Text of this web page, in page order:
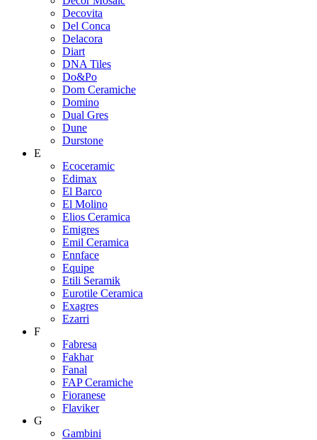
Decovita
Del Conca
Delacora
Diart
DNA Tiles
Do&Po
Dom Ceramiche
Domino
Dual Gres
Dune
Durstone
E
Ecoceramic
Edimax
El Barco
El Molino
Elios Ceramica
Emigres
Emil Ceramica
Ennface
Equipe
Etili Seramik
Eurotile Ceramica
Exagres
Ezarri
F
Fabresa
Fakhar
Fanal
FAP Ceramiche
Fioranese
Flaviker
G
Gambini